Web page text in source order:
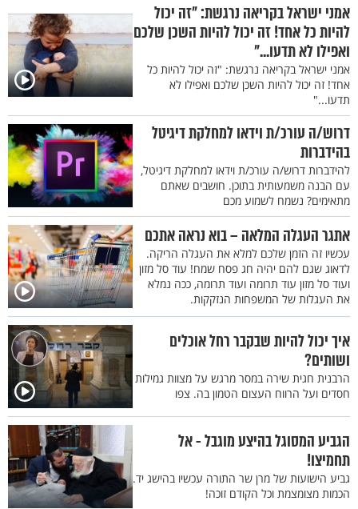
אמני ישראל בקריאה נרגשת: "זה יכול
להיות כל אחד! זה יכול להיות השכן שלכם
ואפילו לא תדעו..."
אמני ישראל בקריאה נרגשת: "זה יכול להיות כל
אחד! זה יכול להיות השכן שלכם ואפילו לא
תדעו..."
דרוש/ה עורכ/ת וידאו למחלקת דיגיטל
בהידברות
להידברות דרוש/ה עורכ/ת וידאו למחלקת דיגיטל,
עם הבנה משמעותית בתוכן. חושבים שאתם
מתאימים? נשמח לשמוע מכם
אתגר העגלה המלאה – בוא נראה אתכם
עכשיו זה הזמן שלכם למלא את העגלה הריקה.
לדאוג שגם להם יהיה חג פסח שמח! עוד סל מזון
ועוד סל מזון עוד תרומה ועוד תרומה, ככה נמלא
את העגלות של המשפחות הנזקקות.
איך יכול להיות שבקבר רחל אוכלים
ושותים?
הרבנית חגית שירה במסר מרגש על מצוות גמילות
חסדים ועל הרווח העצום הטמון בה. צפו
הגביע המסוגל בהיצע מוגבל - אל
תחמיצו!
גביע הישועות של מרן שר התורה עכשיו בהישג יד.
הכמות מצומצמת וכל הקודם זוכה!